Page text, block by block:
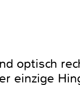
optisch
einzige